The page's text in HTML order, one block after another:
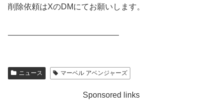
削除依頼はXのDMにてお願いします。
——————————————
ニュース マーベル アベンジャーズ
Sponsored links